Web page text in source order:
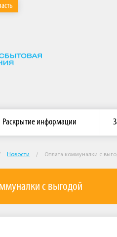
компания «Восток»
Раскрытие информации
Новости / Оплата коммуналки с
с выгодой